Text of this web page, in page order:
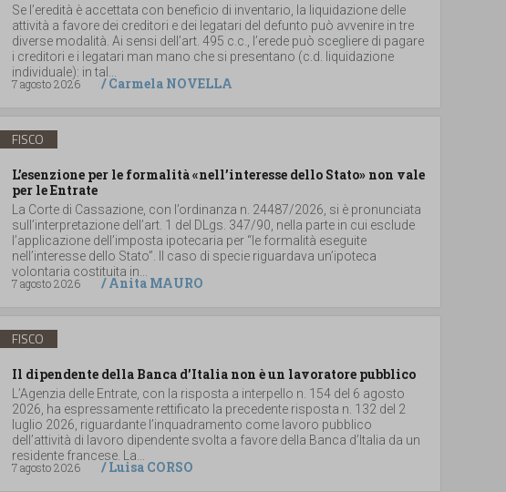
Se l’eredità è accettata con beneficio di inventario, la liquidazione delle
attività a favore dei creditori e dei legatari del defunto può avvenire in tre
diverse modalità. Ai sensi dell’art. 495 c.c., l’erede può scegliere di pagare
i creditori e i legatari man mano che si presentano (c.d. liquidazione
individuale): in tal...
7 agosto 2026
/Carmela NOVELLA
FISCO
L’esenzione per le formalità «nell’interesse dello Stato» non vale
per le Entrate
La Corte di Cassazione, con l’ordinanza n. 24487/2026, si è pronunciata
sull’interpretazione dell’art. 1 del DLgs. 347/90, nella parte in cui esclude
l’applicazione dell’imposta ipotecaria per “le formalità eseguite
nell’interesse dello Stato”. Il caso di specie riguardava un’ipoteca
volontaria costituita in...
7 agosto 2026
/Anita MAURO
FISCO
Il dipendente della Banca d’Italia non è un lavoratore pubblico
L’Agenzia delle Entrate, con la risposta a interpello n. 154 del 6 agosto
2026, ha espressamente rettificato la precedente risposta n. 132 del 2
luglio 2026, riguardante l’inquadramento come lavoro pubblico
dell’attività di lavoro dipendente svolta a favore della Banca d’Italia da un
residente francese. La...
7 agosto 2026
/Luisa CORSO